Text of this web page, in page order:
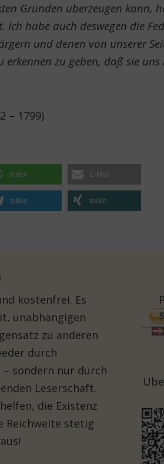
Gründen überzeugen kann,
habe auch deswegen die
und denen von unserer
erkennen zu geben, daß sie
– 1799)
teilen E-Mail
teilen teilen
kostenfrei. Es
unabhängigen
zu anderen
durch
sondern nur durch
Leserschaft.
die Existenz
Reichweite stetig